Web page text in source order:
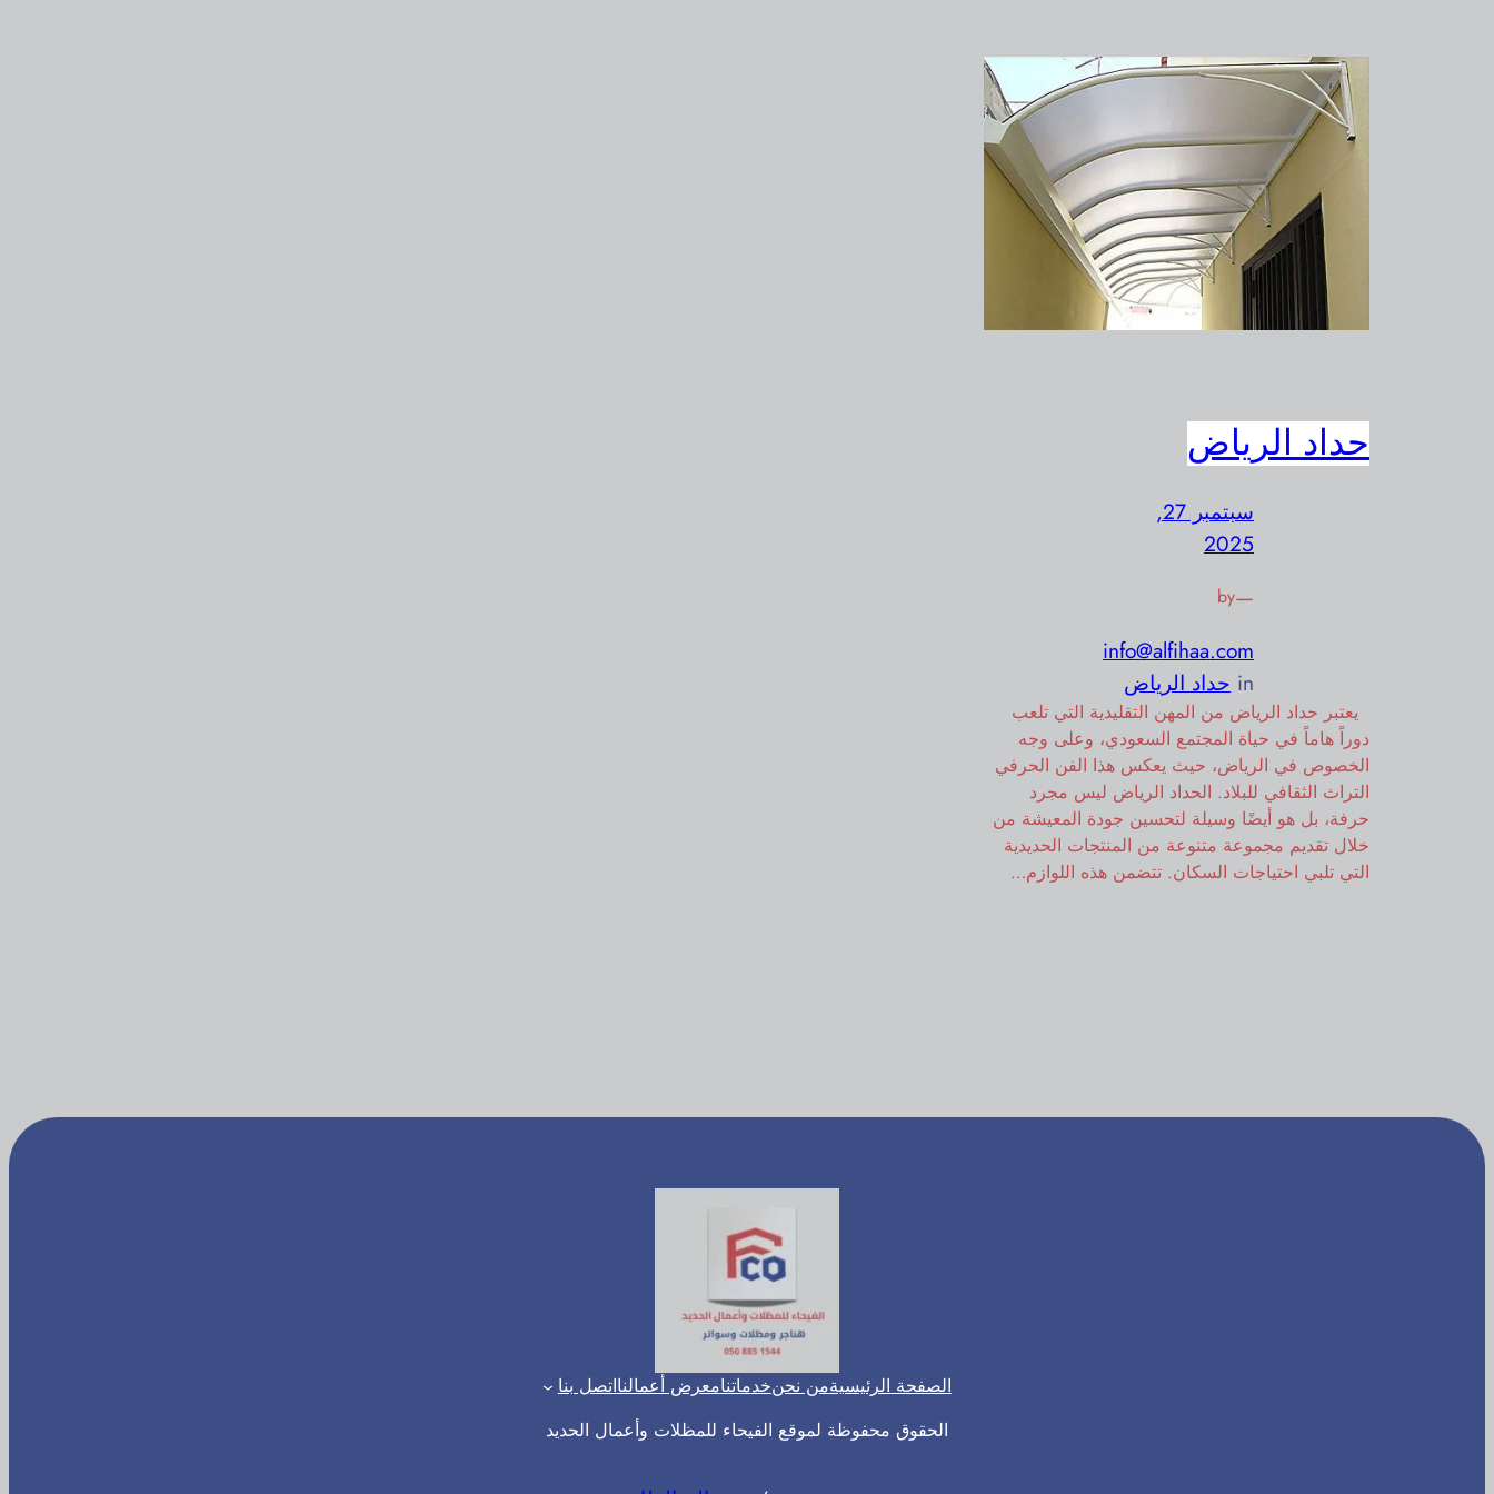
حداد الرياض
سبتمبر 27,
2025
—
by
info@alfihaa.com
in حداد الرياض
يعتبر حداد الرياض من المهن التقليدية التي تلعب
دوراً هاماً في حياة المجتمع السعودي، وعلى وجه
الخصوص في الرياض، حيث يعكس هذا الفن الحرفي
التراث الثقافي للبلاد. الحداد الرياض ليس مجرد
حرفة، بل هو أيضًا وسيلة لتحسين جودة المعيشة من
خلال تقديم مجموعة متنوعة من المنتجات الحديدية
التي تلبي احتياجات السكان. تتضمن هذه اللوازم…
الصفحة الرئيسيةمن نحنخدماتنامعرض أعمالنااتصل بنا
الحقوق محفوظة لموقع الفيحاء للمظلات وأعمال الحديد